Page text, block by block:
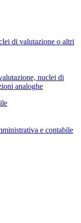
di valutazione o altri
nuclei di
analoghe
e contabile